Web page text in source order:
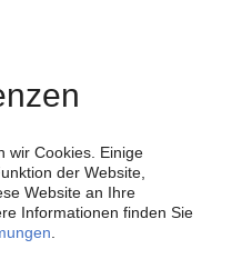
covestro
abs
pe-hd
bolta-werke